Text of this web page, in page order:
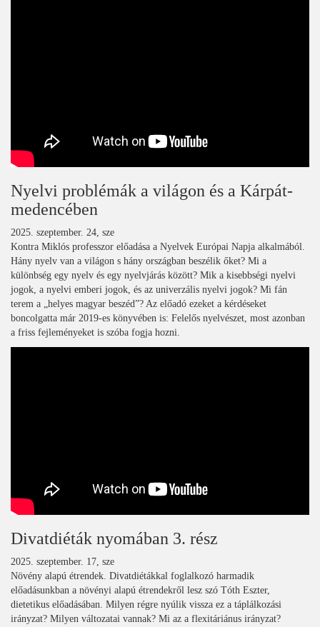
Nyelvi problémák a világon és a Kárpát-
medencében
2025. szeptember. 24, sze
Kontra Miklós professzor előadása a Nyelvek Európai Napja alkalmából.
Hány nyelv van a világon s hány országban beszélik őket? Mi a
különbség egy nyelv és egy nyelvjárás között? Mik a kisebbségi nyelvi
jogok, a nyelvi emberi jogok, és az univerzális nyelvi jogok? Mi fán
terem a „helyes magyar beszéd”? Az előadó ezeket a kérdéseket
boncolgatta már 2019-es könyvében is: Felelős nyelvészet, most azonban
a friss fejleményeket is szóba fogja hozni.
Divatdiéták nyomában 3. rész
2025. szeptember. 17, sze
Növény alapú étrendek. Divatdiétákkal foglalkozó harmadik
előadásunkban a növényi alapú étrendekről lesz szó Tóth Eszter,
dietetikus előadásában. Milyen régre nyúlik vissza ez a táplálkozási
irányzat? Milyen változatai vannak? Mi az a flexitáriánus irányzat?